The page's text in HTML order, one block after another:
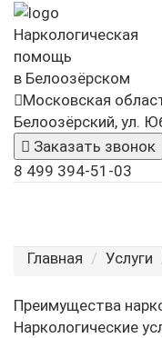
Наркологическая
помощь
в Белоозёрском
Московская
Белоозёрский, ул.
Заказать звонок
8 499 394-51-03
Главная
Услуги
Преимущества
Наркологические